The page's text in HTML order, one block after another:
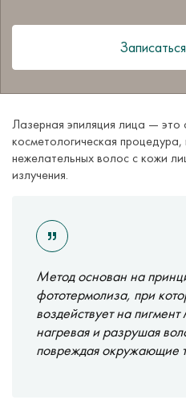
Лазерная эпиляция лица — это
косметологическая
нежелательных волос с кожи
излучения.
Метод основан на
фототермолиза, при
воздействует на
нагревая и разрушая
повреждая окружающие